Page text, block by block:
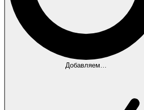
Добавляем…